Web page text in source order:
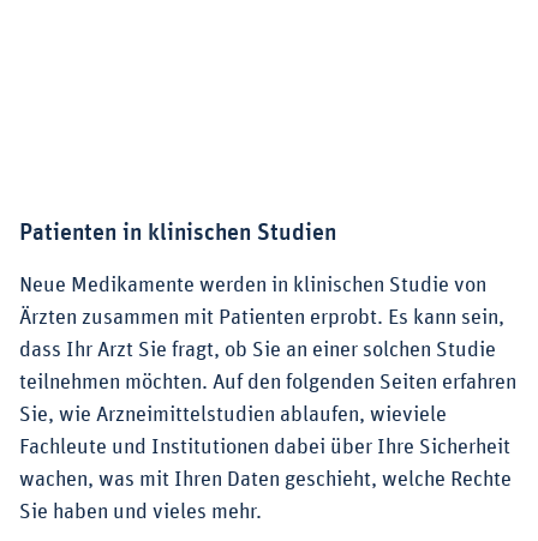
Patienten in klinischen Studien
Neue Medikamente werden in klinischen Studie von
Ärzten zusammen mit Patienten erprobt. Es kann sein,
dass Ihr Arzt Sie fragt, ob Sie an einer solchen Studie
teilnehmen möchten. Auf den folgenden Seiten erfahren
Sie, wie Arzneimittelstudien ablaufen, wieviele
Fachleute und Institutionen dabei über Ihre Sicherheit
wachen, was mit Ihren Daten geschieht, welche Rechte
Sie haben und vieles mehr.